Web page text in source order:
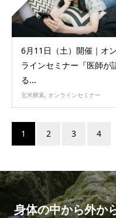
6月11日（土）開催｜オン
ラインセミナー『医師が
る...
玄米酵素, オンラインセミナー
1 2 3 4
身体の中から外か